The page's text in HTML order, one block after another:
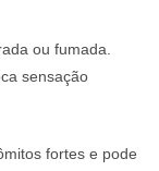
ou fumada.
sensação
fortes e pode